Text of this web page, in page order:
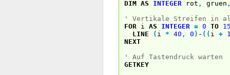
DIM AS INTEGER rot , gruen
' Vertikale Streifen in
FOR i AS INTEGER = 0 TO
LINE
( i * 40 , 0 ) - ( ( i +
NEXT
' Auf Tastendruck warten
GETKEY